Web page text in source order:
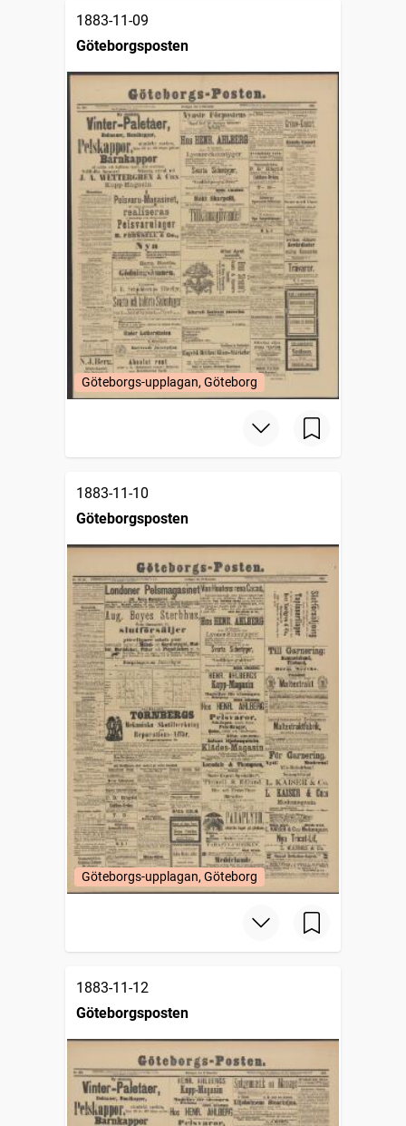
1883-11-09
Göteborgsposten
Göteborgs-upplagan, Göteborg
1883-11-10
Göteborgsposten
Göteborgs-upplagan, Göteborg
1883-11-12
Göteborgsposten